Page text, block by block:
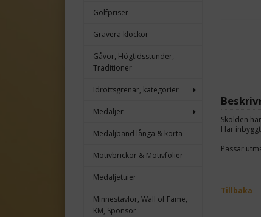
Golfpriser
Gravera klockor
Gåvor, Högtidsstunder,
Traditioner
Idrottsgrenar, kategorier
Medaljer
Medaljband långa & korta
Motivbrickor & Motivfolier
Medaljetuier
Minnestavlor, Wall of Fame,
KM, Sponsor
Skölden
Har
Passar
Tillbaka